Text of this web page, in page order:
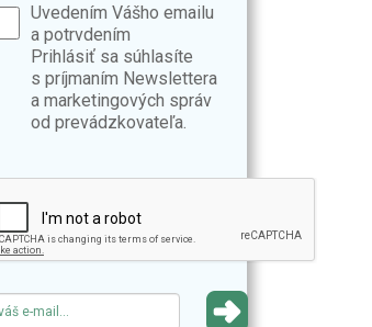
Uvedením Vášho emailu
a potrvdením
Prihlásiť sa súhlasíte
s príjmaním Newslettera
a marketingových správ
od prevádzkovateľa.